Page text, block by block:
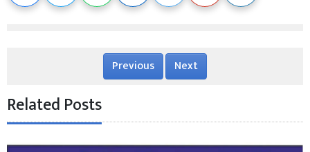
Previous Next
Related Posts